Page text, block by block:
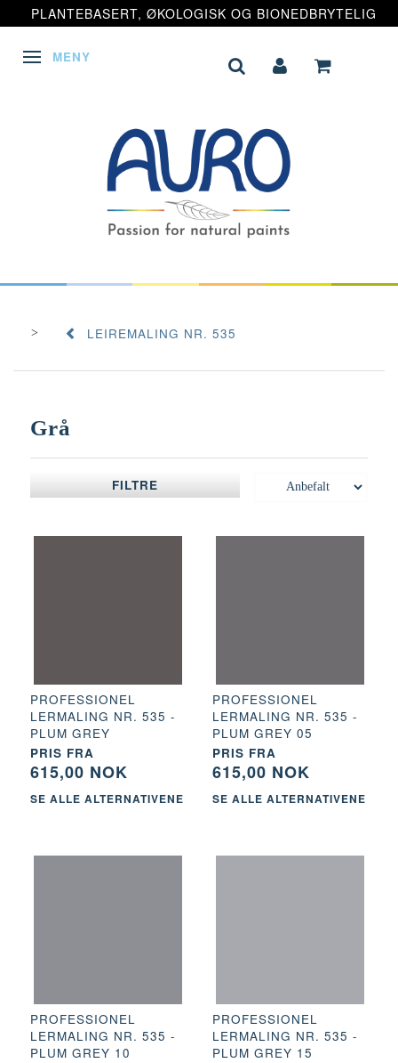
PLANTEBASERT, ØKOLOGISK OG BIONEDBRYTELIG
VEKSLE NAVIGASJON
MENY
LEIREMALING NR. 535
Grå
FILTRE
PROFESSIONEL
LERMALING NR. 535 -
PLUM GREY
PRIS FRA
615,00 NOK
SE ALLE ALTERNATIVENE
PROFESSIONEL
LERMALING NR. 535 -
PLUM GREY 05
PRIS FRA
615,00 NOK
SE ALLE ALTERNATIVENE
PROFESSIONEL
LERMALING NR. 535 -
PLUM GREY 10
PROFESSIONEL
LERMALING NR. 535 -
PLUM GREY 15